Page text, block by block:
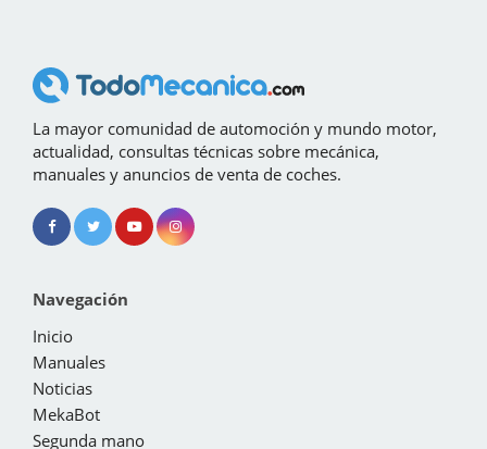
La mayor comunidad de automoción y mundo motor,
actualidad, consultas técnicas sobre mecánica,
manuales y anuncios de venta de coches.
Navegación
Inicio
Manuales
Noticias
MekaBot
Segunda mano